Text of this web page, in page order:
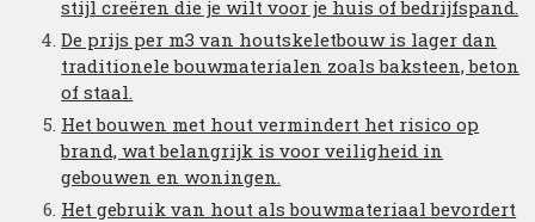
stijl creëren die je wilt voor je huis of bedrijfspand.
De prijs per m3 van houtskeletbouw is lager dan
traditionele bouwmaterialen zoals baksteen, beton
of staal.
Het bouwen met hout vermindert het risico op
brand, wat belangrijk is voor veiligheid in
gebouwen en woningen.
Het gebruik van hout als bouwmateriaal bevordert